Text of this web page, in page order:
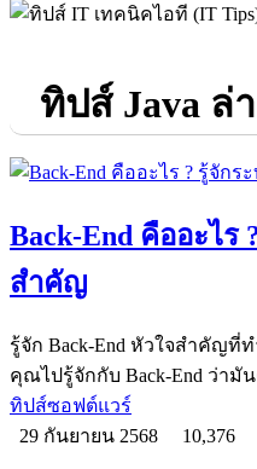
ทิปส์ Java ล่
Back-End คืออะไ
สำคัญ
รู้จัก Back-End หัวใจสำคัญที่
คุณไปรู้จักกับ Back-End ว่ามั
ทิปส์ซอฟต์แวร์
29 กันยายน 2568
10,376